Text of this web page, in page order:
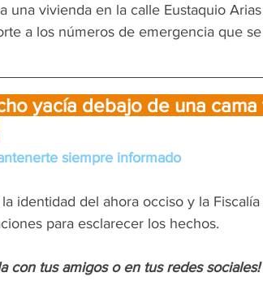
una vivienda en la calle Eustaquio
a los números de emergencia que
yacía debajo de una cama
siempre informado
identidad del ahora occiso y la
para esclarecer los hechos.
con tus amigos o en tus redes sociales!